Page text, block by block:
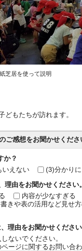
紙芝居を使って説明
もたちが訪れます。
ご感想をお聞かせくださ
か？
いえない (3)分かり
由をお聞かせください
内容が少なすぎる
きや表の活用など見せ
理由をお聞かせください
ないでください。
ージに関するお問い合わ